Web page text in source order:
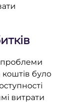
проблеми
коштів було
витрати